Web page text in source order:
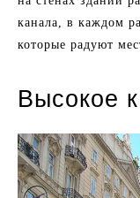
канала, в каждом
которые радуют
Высокое